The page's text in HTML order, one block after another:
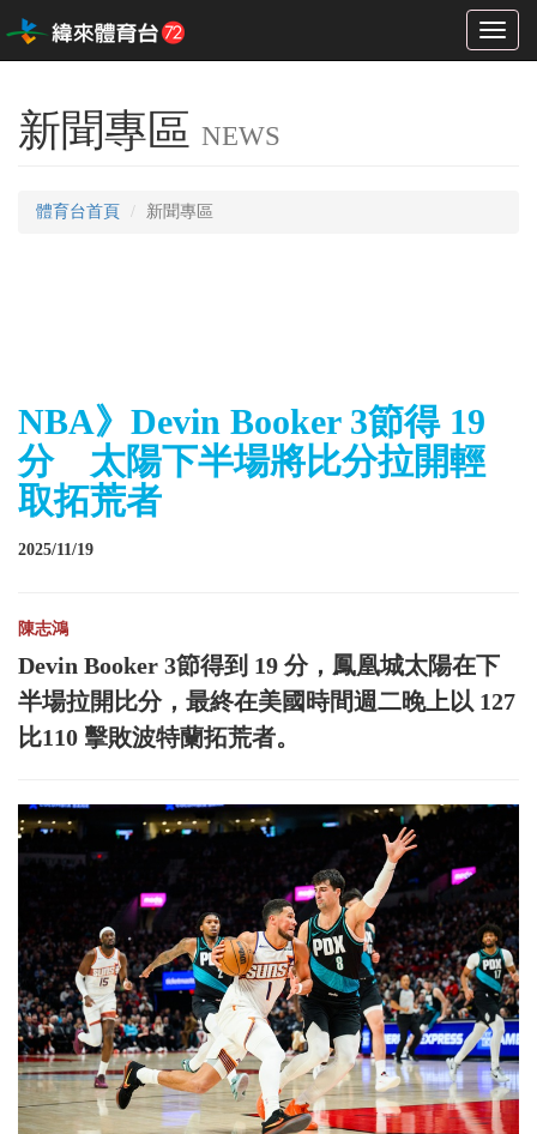
Toggle
新聞專區 NEWS
體育台首頁 新聞專區
NBA》Devin Booker 3節得 19
分 太陽下半場將比分拉開輕
取拓荒者
2025/11/19
陳志鴻
Devin Booker 3節得到 19 分，鳳凰城太陽在下
半場拉開比分，最終在美國時間週二晚上以 127
比110 擊敗波特蘭拓荒者。